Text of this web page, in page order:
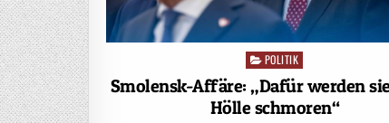
Posted
POLITIK
Smolensk-Affäre: „Dafür werden
Hölle schmoren“